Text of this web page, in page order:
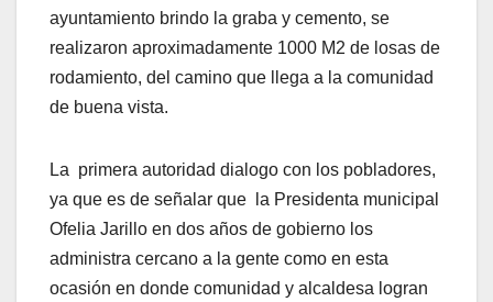
ayuntamiento brindo la graba y cemento, se
realizaron aproximadamente 1000 M2 de losas de
rodamiento, del camino que llega a la comunidad
de buena vista.
La primera autoridad dialogo con los pobladores,
ya que es de señalar que la Presidenta municipal
Ofelia Jarillo en dos años de gobierno los
administra cercano a la gente como en esta
ocasión en donde comunidad y alcaldesa logran